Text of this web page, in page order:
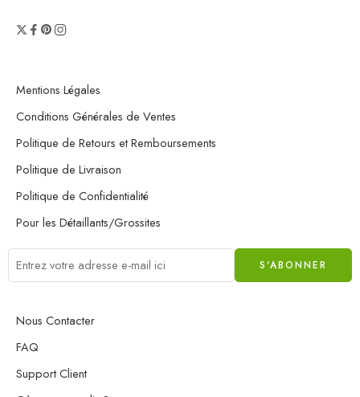
Mentions Légales
Conditions Générales de Ventes​
Politique de Retours et Remboursements
Politique de Livraison
Politique de Confidentialité
Pour les Détaillants/Grossites
Nous Contacter
FAQ
Support Client